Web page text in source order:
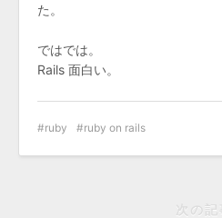
た。
ではでは。
Rails 面白い。
ruby ruby on rails
次の記